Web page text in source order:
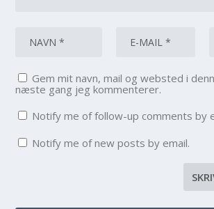
Gem mit navn, mail og websted i
næste gang jeg kommenterer.
Notify me of follow-up comments by
Notify me of new posts by email.